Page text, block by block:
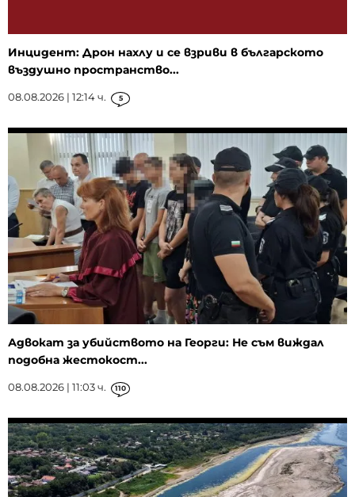
Инцидент: Дрон нахлу и се взриви в българското
въздушно пространство...
08.08.2026 | 12:14 ч. 5
Адвокат за убийството на Георги: Не съм виждал
подобна жестокост...
08.08.2026 | 11:03 ч. 110